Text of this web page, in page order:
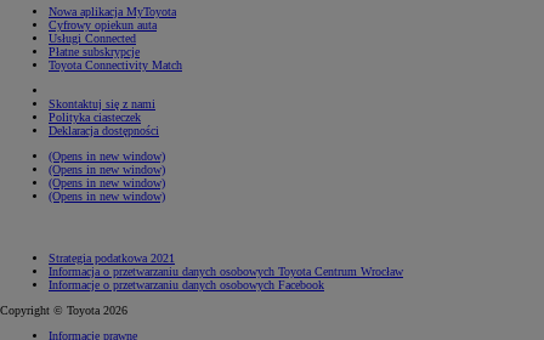
Nowa aplikacja MyToyota
Cyfrowy opiekun auta
Usługi Connected
Płatne subskrypcje
Toyota Connectivity Match
Skontaktuj się z nami
Polityka ciasteczek
Deklaracja dostępności
(Opens in new window)
(Opens in new window)
(Opens in new window)
(Opens in new window)
Strategia podatkowa 2021
Informacja o przetwarzaniu danych osobowych Toyota Centrum Wrocław
Informacje o przetwarzaniu danych osobowych Facebook
Copyright © Toyota 2026
Informacje prawne